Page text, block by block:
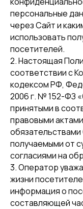
персональные
через Сайт и
использовать
посетителей.
2. Настоящая
соответствии с
кодексом РФ,
2006 г. № 152-ФЗ
принятыми в
правовыми
получаемыми от
согласиями на
3. Оператор
жизни
информация о
составляющей